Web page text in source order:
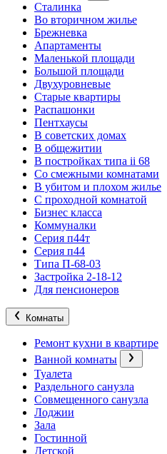
Сталинка
Во вторичном жилье
Брежневка
Апартаменты
Маленькой площади
Большой площади
Двухуровневые
Старые квартиры
Распашонки
Пентхаусы
В советских домах
В общежитии
В постройках типа ii 68
Со смежными комнатами
В убитом и плохом жилье
С проходной комнатой
Бизнес класса
Коммуналки
Серия п44т
Серия п44
Типа П-68-03
Застройка 2-18-12
Для пенсионеров
Комнаты
Ремонт кухни в квартире
Ванной комнаты
Туалета
Раздельного санузла
Совмещенного санузла
Лоджии
Зала
Гостинной
Детской